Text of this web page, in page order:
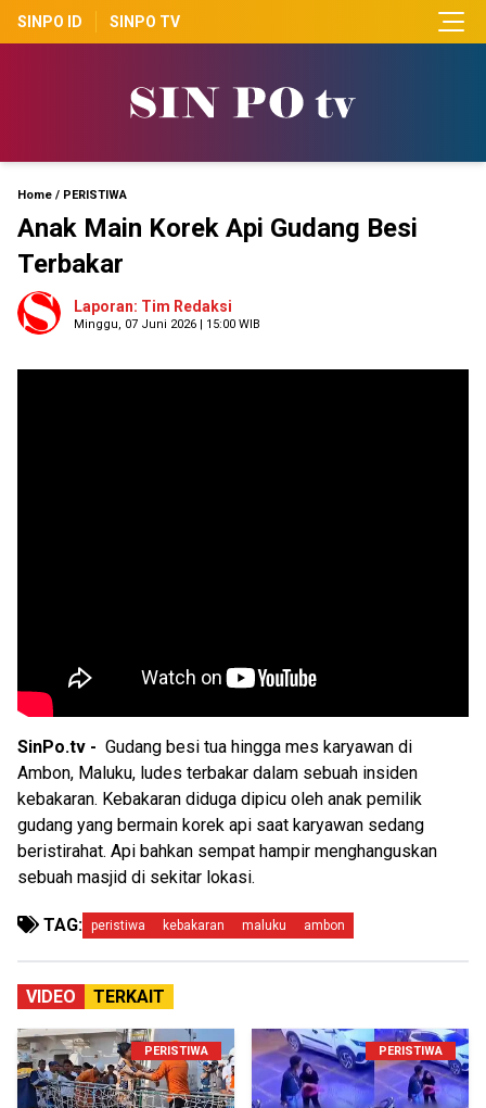
SINPO ID SINPO TV
Home / PERISTIWA
Anak Main Korek Api Gudang Besi
Terbakar
Laporan: Tim Redaksi
Minggu, 07 Juni 2026 | 15:00 WIB
SinPo.tv - Gudang besi tua hingga mes karyawan di
Ambon, Maluku, ludes terbakar dalam sebuah insiden
kebakaran. Kebakaran diduga dipicu oleh anak pemilik
gudang yang bermain korek api saat karyawan sedang
beristirahat. Api bahkan sempat hampir menghanguskan
sebuah masjid di sekitar lokasi.
TAG: peristiwa kebakaran maluku ambon
VIDEO TERKAIT
PERISTIWA PERISTIWA